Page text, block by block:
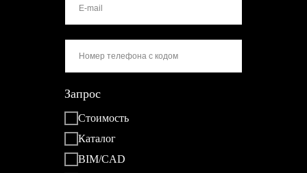
Запрос
Стоимость
Каталог
BIM/CAD